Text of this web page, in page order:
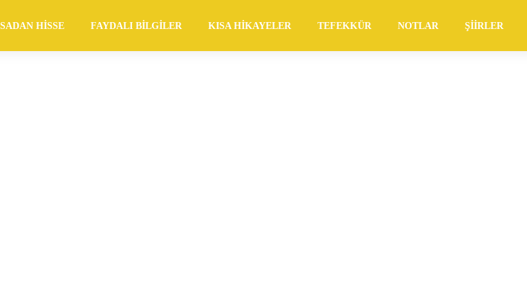
HISSE FAYDALI BILGILER KISA HIKAYELER TEFEKKÜR NOTLAR ŞIIRLER